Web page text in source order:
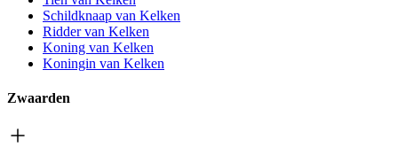
Schildknaap van Kelken
Ridder van Kelken
Koning van Kelken
Koningin van Kelken
Zwaarden